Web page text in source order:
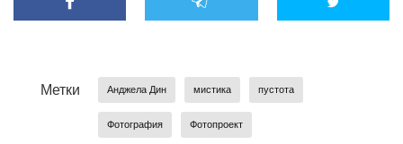
Метки Анджела Дин мистика пустота
Фотография Фотопроект